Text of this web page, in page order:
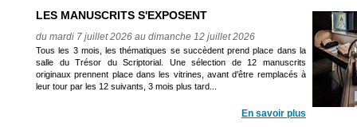
LES MANUSCRITS S'EXPOSENT
du mardi 7 juillet 2026 au dimanche 12 juillet 2026
Tous les 3 mois, les thématiques se succèdent prend place dans la
salle du Trésor du Scriptorial. Une sélection de 12 manuscrits
originaux prennent place dans les vitrines, avant d'être remplacés à
leur tour par les 12 suivants, 3 mois plus tard...
En savoir plus